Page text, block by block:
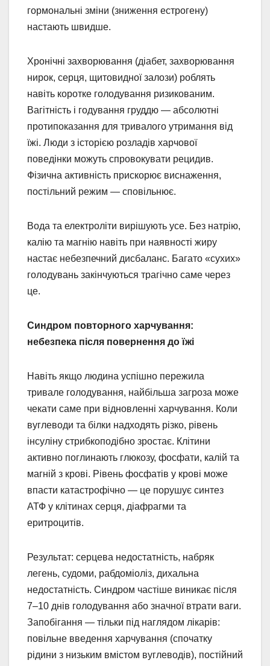
гормональні зміни (зниження естрогену)
настають швидше.
Хронічні захворювання (діабет, захворювання
нирок, серця, щитовидної залози) роблять
навіть коротке голодування ризикованим.
Вагітність і годування груддю — абсолютні
протипоказання для тривалого утримання від
їжі. Люди з історією розладів харчової
поведінки можуть спровокувати рецидив.
Фізична активність прискорює виснаження,
постільний режим — сповільнює.
Вода та електроліти вирішують усе. Без натрію,
калію та магнію навіть при наявності жиру
настає небезпечний дисбаланс. Багато «сухих»
голодувань закінчуються трагічно саме через
це.
Синдром повторного харчування:
небезпека після повернення до їжі
Навіть якщо людина успішно пережила
тривале голодування, найбільша загроза може
чекати саме при відновленні харчування. Коли
вуглеводи та білки надходять різко, рівень
інсуліну стрибкоподібно зростає. Клітини
активно поглинають глюкозу, фосфати, калій та
магній з крові. Рівень фосфатів у крові може
впасти катастрофічно — це порушує синтез
АТФ у клітинах серця, діафрагми та
еритроцитів.
Результат: серцева недостатність, набряк
легень, судоми, рабдоміоліз, дихальна
недостатність. Синдром частіше виникає після
7–10 днів голодування або значної втрати ваги.
Запобігання — тільки під наглядом лікарів:
повільне введення харчування (спочатку
рідини з низьким вмістом вуглеводів), постійний